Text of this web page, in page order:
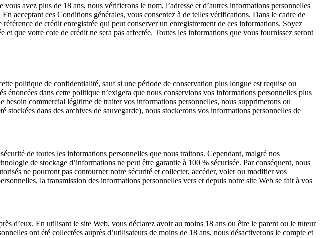
avez plus de 18 ans, nous vérifierons le nom, l’adresse et d’autres informations personnelles
acceptant ces Conditions générales, vous consentez à de telles vérifications. Dans le cadre de
de crédit enregistrée qui peut conserver un enregistrement de ces informations. Soyez
que votre cote de crédit ne sera pas affectée. Toutes les informations que vous fournissez seront
politique de confidentialité, sauf si une période de conservation plus longue est requise ou
dans cette politique n’exigera que nous conservions vos informations personnelles plus
commercial légitime de traiter vos informations personnelles, nous supprimerons ou
dans des archives de sauvegarde), nous stockerons vos informations personnelles de
de toutes les informations personnelles que nous traitons. Cependant, malgré nos
de stockage d’informations ne peut être garantie à 100 % sécurisée. Par conséquent, nous
ne pourront pas contourner notre sécurité et collecter, accéder, voler ou modifier vos
la transmission des informations personnelles vers et depuis notre site Web se fait à vos
d’eux. En utilisant le site Web, vous déclarez avoir au moins 18 ans ou être le parent ou le tuteur
ont été collectées auprès d’utilisateurs de moins de 18 ans, nous désactiverons le compte et